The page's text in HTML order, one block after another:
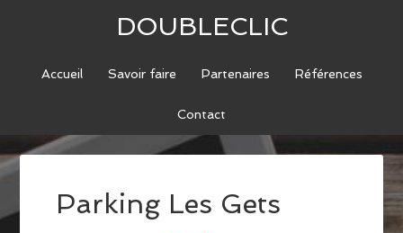
DOUBLECLIC
Accueil Savoir faire Partenaires Références
Contact
Parking Les Gets